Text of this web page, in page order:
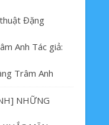
Đặng
Anh Tác giả:
Trâm Anh
NHỮNG